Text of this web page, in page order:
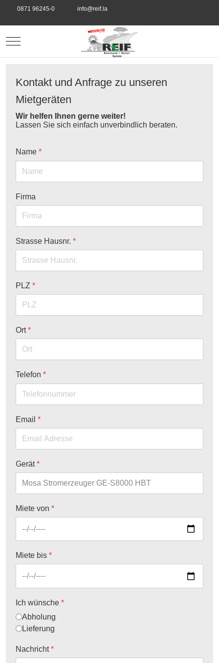
0871 96245-0 info@reif.la
Mobile Menu Toggle
Kontakt und Anfrage zu unseren
Mietgeräten
Wir helfen Ihnen gerne weiter!
Lassen Sie sich einfach unverbindlich beraten.
Name *
Firma
Strasse Hausnr. *
PLZ *
Ort*
Telefon *
Email *
Gerät*
Miete von *
Miete bis *
Ich wünsche *
Abholung
Lieferung
Nachricht*